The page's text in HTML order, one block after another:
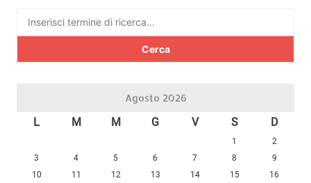
Ricerca
Agosto 2026
L M M G V S D
1
2
3
4 5 6 7 8
9
10
11 12 13 14 15
16